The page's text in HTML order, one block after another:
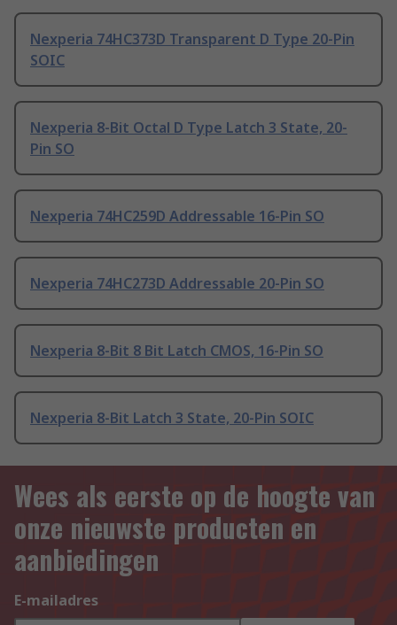
Nexperia 74HC373D Transparent D Type 20-Pin
SOIC
Nexperia 8-Bit Octal D Type Latch 3 State, 20-
Pin SO
Nexperia 74HC259D Addressable 16-Pin SO
Nexperia 74HC273D Addressable 20-Pin SO
Nexperia 8-Bit 8 Bit Latch CMOS, 16-Pin SO
Nexperia 8-Bit Latch 3 State, 20-Pin SOIC
Wees als eerste op de hoogte van
onze nieuwste producten en
aanbiedingen
E-mailadres